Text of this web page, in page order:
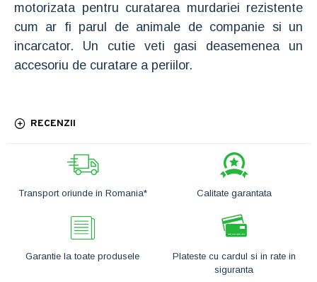
Transport oriunde in Romania* Calitate garantata
Garantie la toate produsele
Plateste cu cardul si in rate in
siguranta
motorizata pentru curatarea murdariei rezistente
cum ar fi parul de animale de companie si un
incarcator. Un cutie veti gasi deasemenea un
accesoriu de curatare a periilor.
RECENZII